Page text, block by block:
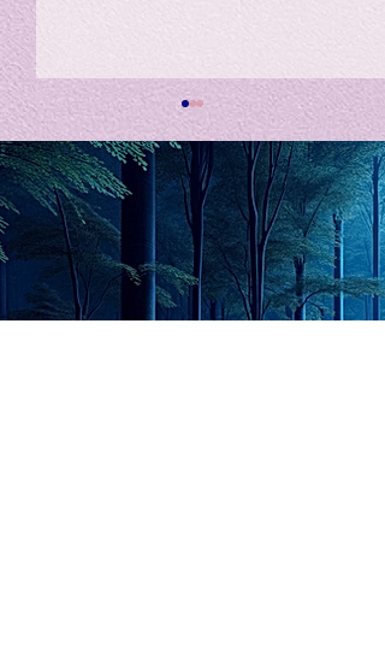
私の能力を、大幅に加速
chatGPTそれは、私をどこま
で、進化させるのか？。毎
日、進化していく。chatGPT
のおかげで、心的外傷後成長
や、人格の再構成も、2日位